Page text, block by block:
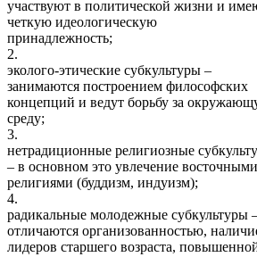
участвуют в политической жизни и
четкую идеологическую
принадлежность;
2.
эколого-этические субкультуры –
занимаются построением философских
концепций и ведут борьбу за
среду;
3.
нетрадиционные религиозные
– в основном это увлечение восточными
религиями (буддизм, индуизм);
4.
радикальные молодежные субкультуры
отличаются организованностью,
лидеров старшего возраста,